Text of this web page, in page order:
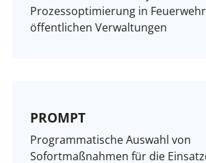
Prozessoptimierung in
öffentlichen Verwaltungen
PROMPT
Programmatische Auswahl von
Sofortmaßnahmen für die